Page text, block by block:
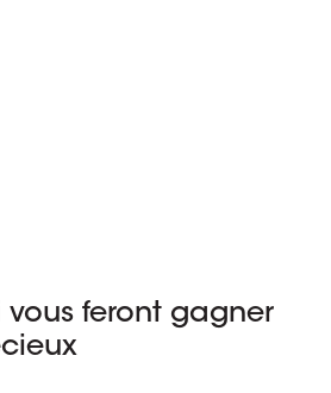
vous feront gagner